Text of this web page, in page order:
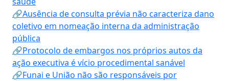
🔗Ausência de consulta prévia não caracteriza dano
coletivo em nomeação interna da administração
pública
🔗Protocolo de embargos nos próprios autos da
ação executiva é vício procedimental sanável
🔗Funai e União não são responsáveis por